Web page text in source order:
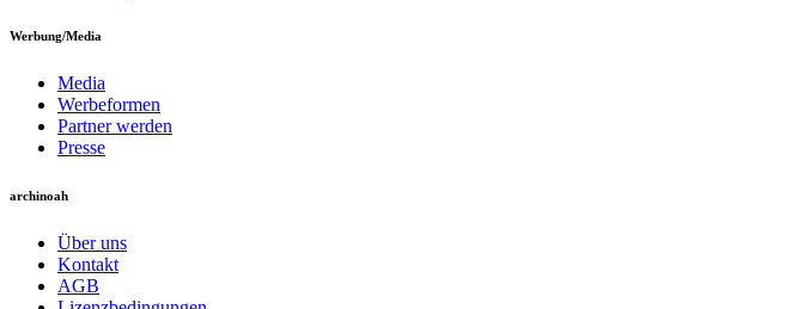
Werbung/Media
Media
Werbeformen
Partner werden
Presse
archinoah
Über uns
Kontakt
AGB